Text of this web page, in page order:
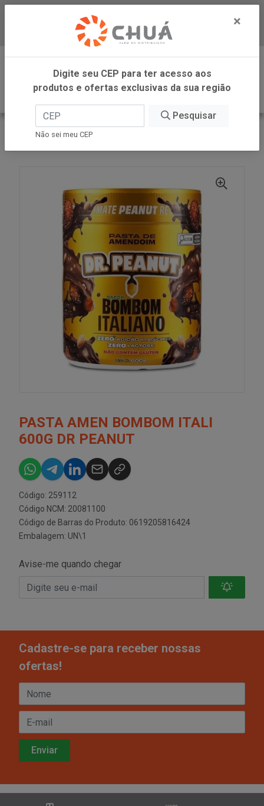
Baixe já nosso APP
0
INÍCIO
PASTA AMEN BOMBOM ITALI
600G DR PEANUT
Código: 259112
Código NCM: 20081100
Código de Barras do Produto: 0619205816424
Embalagem: UN\1
Avise-me quando chegar
Cadastre-se para receber nossas
ofertas!
×
Digite seu CEP para ter acesso aos
produtos e ofertas exclusivas da sua região
Pesquisar
Não sei meu CEP